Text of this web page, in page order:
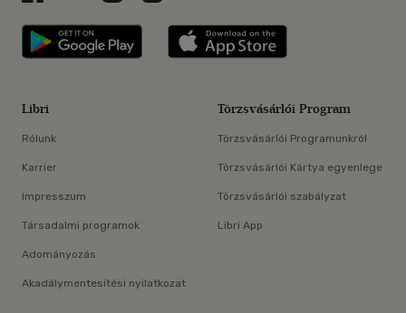
Libri applikáció Szerezd meg: Google
Libri
Rólunk
Karrier
Impresszum
Társadalmi programok
Adományozás
Akadálymentesítési nyilatkozat
Törzsvásárlói Program
Törzsvásárlói Programunkról
Törzsvásárlói Kártya egyenlege
Törzsvásárlói szabályzat
Libri App